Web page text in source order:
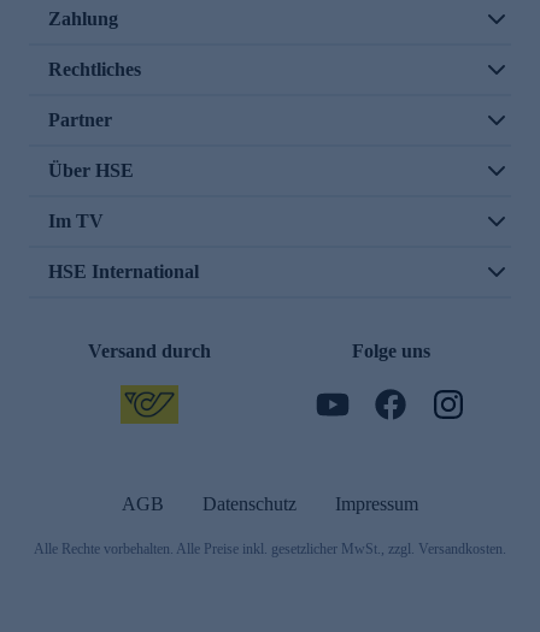
Zahlung
Rechtliches
Partner
Über HSE
Im TV
HSE International
Versand durch Folge uns
AGB Datenschutz Impressum
Alle Rechte vorbehalten. Alle Preise inkl. gesetzlicher MwSt., zzgl. Versandkosten.